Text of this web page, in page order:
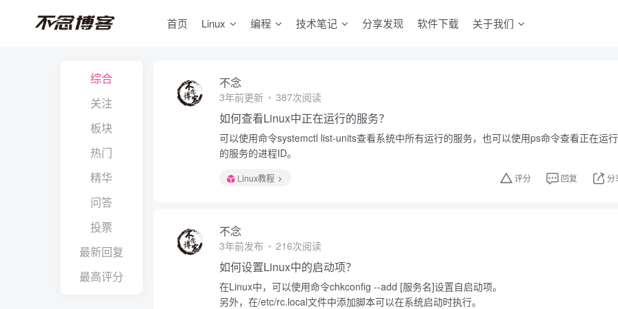
首页 Linux 编程 技术笔记 分享发现 软件下载 关于我们
综合
关注
板块
热门
精华
问答
投票
最新回复
最高评分
不念
3年前更新 387次阅读
如何查看Linux中正在运行的服务？
可以使用命令systemctl list-units查看系统中所有运行的服务，也可以使用ps命令查看正在运行
的服务的进程ID。
Linux教程 评分 回复 分
不念
3年前发布 216次阅读
如何设置Linux中的启动项？
在Linux中，可以使用命令chkconfig --add [服务名]设置自启动项。
另外，在/etc/rc.local文件中添加脚本可以在系统启动时执行。